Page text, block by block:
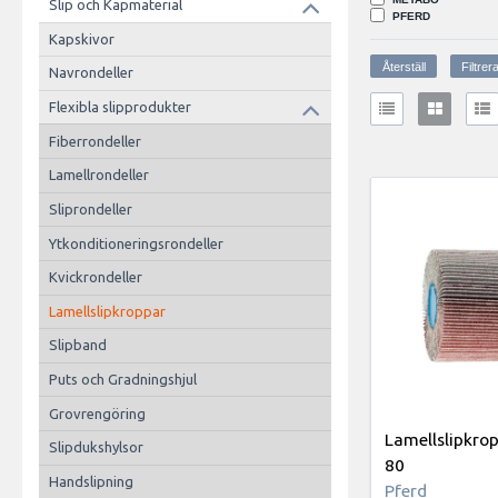
Slip och Kapmaterial
Kapskivor
Navrondeller
Flexibla slipprodukter
Fiberrondeller
Lamellrondeller
Sliprondeller
Ytkonditioneringsrondeller
Kvickrondeller
Lamellslipkroppar
Slipband
Puts och Gradningshjul
Grovrengöring
Slipdukshylsor
Handslipning
PFERD
80
Pferd